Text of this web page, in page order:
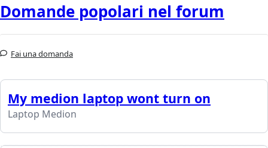
Domande popolari nel forum
Fai una domanda
My medion laptop wont turn on
Laptop Medion